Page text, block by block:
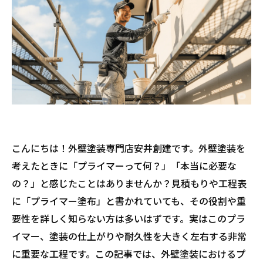
こんにちは！外壁塗装専門店安井創建です。外壁塗装を
考えたときに「プライマーって何？」「本当に必要な
の？」と感じたことはありませんか？見積もりや工程表
に「プライマー塗布」と書かれていても、その役割や重
要性を詳しく知らない方は多いはずです。実はこのプラ
イマー、塗装の仕上がりや耐久性を大きく左右する非常
に重要な工程です。この記事では、外壁塗装におけるプ